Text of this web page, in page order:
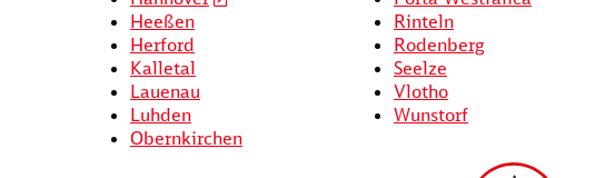
Heeßen
Herford
Kalletal
Lauenau
Luhden
Obernkirchen
Rinteln
Rodenberg
Seelze
Vlotho
Wunstorf